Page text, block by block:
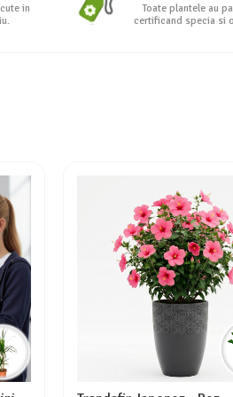
in
Toate plantele au
certificand specia si